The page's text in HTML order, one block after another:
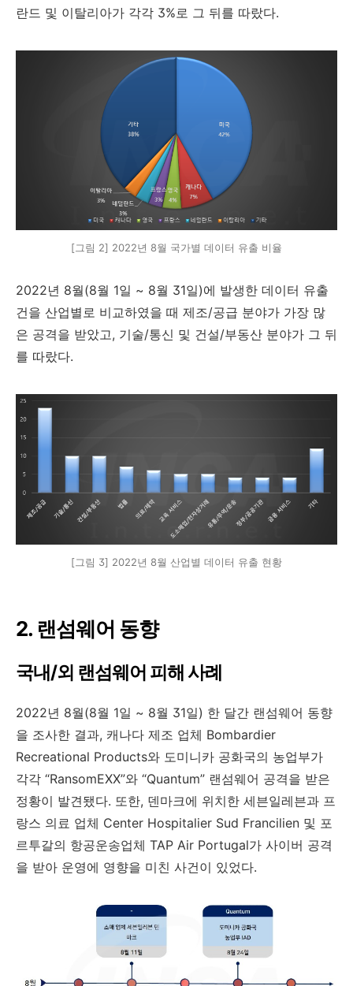
란드 및 이탈리아가 각각 3%로 그 뒤를 따랐다.
[그림 2] 2022년 8월 국가별 데이터 유출 비율
2022년 8월(8월 1일 ~ 8월 31일)에 발생한 데이터 유출
건을 산업별로 비교하였을 때 제조/공급 분야가 가장 많
은 공격을 받았고, 기술/통신 및 건설/부동산 분야가 그 뒤
를 따랐다.
[그림 3] 2022년 8월 산업별 데이터 유출 현황
2. 랜섬웨어 동향
국내/외 랜섬웨어 피해 사례
2022년 8월(8월 1일 ~ 8월 31일) 한 달간 랜섬웨어 동향
을 조사한 결과, 캐나다 제조 업체 Bombardier
Recreational Products와 도미니카 공화국의 농업부가
각각 “RansomEXX”와 “Quantum” 랜섬웨어 공격을 받은
정황이 발견됐다. 또한, 덴마크에 위치한 세븐일레븐과 프
랑스 의료 업체 Center Hospitalier Sud Francilien 및 포
르투갈의 항공운송업체 TAP Air Portugal가 사이버 공격
을 받아 운영에 영향을 미친 사건이 있었다.